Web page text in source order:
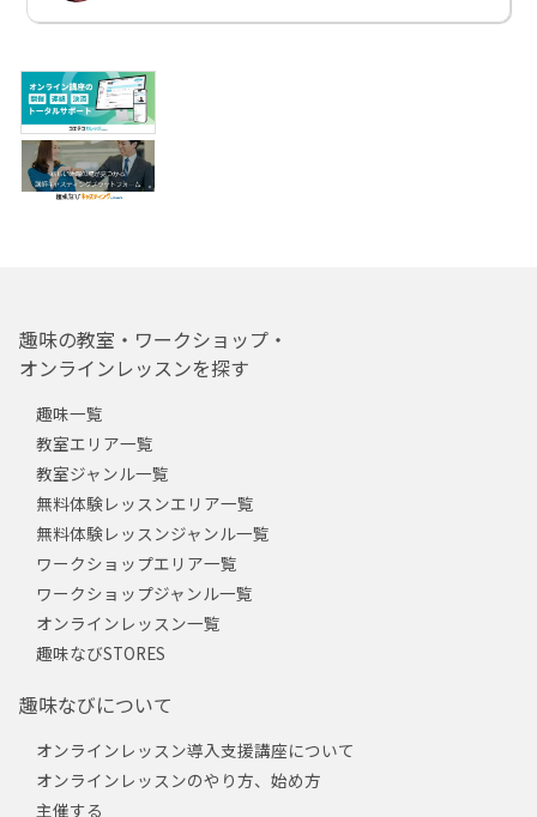
趣味の教室・ワークショップ・
オンラインレッスンを探す
趣味一覧
教室エリア一覧
教室ジャンル一覧
無料体験レッスンエリア一覧
無料体験レッスンジャンル一覧
ワークショップエリア一覧
ワークショップジャンル一覧
オンラインレッスン一覧
趣味なびSTORES
趣味なびについて
オンラインレッスン導入支援講座について
オンラインレッスンのやり方、始め方
主催する